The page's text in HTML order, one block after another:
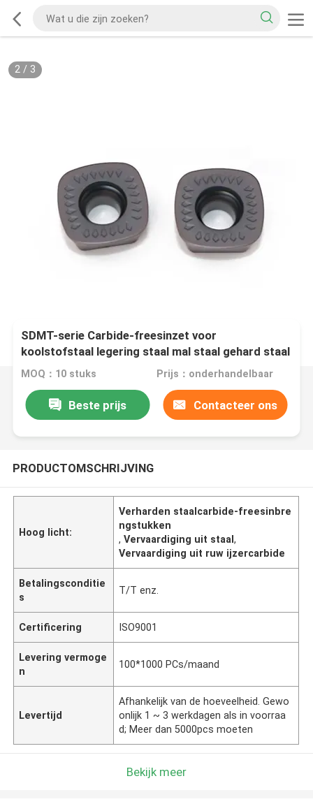
2/ 3
SDMT-serie Carbide-freesinzet voor
koolstofstaal legering staal mal staal gehard staal
ductiel ijzer
MOQ：10 stuks Prijs：onderhandelbaar
Beste prijs Contacteer ons
PRODUCTOMSCHRIJVING
Hoog licht:
Verharden staalcarbide-freesinbre
ngstukken
,Vervaardiging uit staal,
Vervaardiging uit ruw ijzercarbide
Betalingsconditie
s
T/T enz.
Certificering ISO9001
Levering vermoge
n
100*1000 PCs/maand
Levertijd
Afhankelijk van de hoeveelheid. Gewo
onlijk 1 ~ 3 werkdagen als in voorraa
d; Meer dan 5000pcs moeten
Bekijk meer